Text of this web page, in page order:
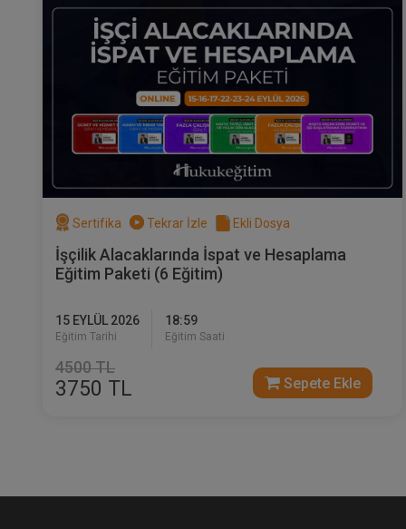
TL
Sertifika Tekrar İzle Ekli Dosya
İşçilik Alacaklarında İspat ve Hesaplama
Eğitim Paketi (6 Eğitim)
15 EYLÜL 2026
Eğitim Tarihi
18:59
Eğitim Saati
4500 TL
3750 TL Sepete Ekle